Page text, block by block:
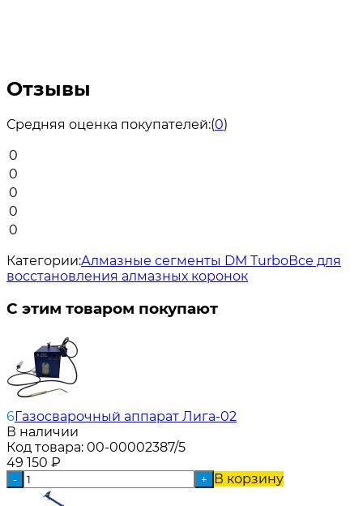
Отзывы
Средняя оценка покупателей:(0)
0
0
0
0
0
Категории:Алмазные сегменты DM TurboВсе для
восстановления алмазных коронок
С этим товаром покупают
6Газосварочный аппарат Лига-02
В наличии
Код товара: 00-00002387/5
49 150 ₽
- + В корзину